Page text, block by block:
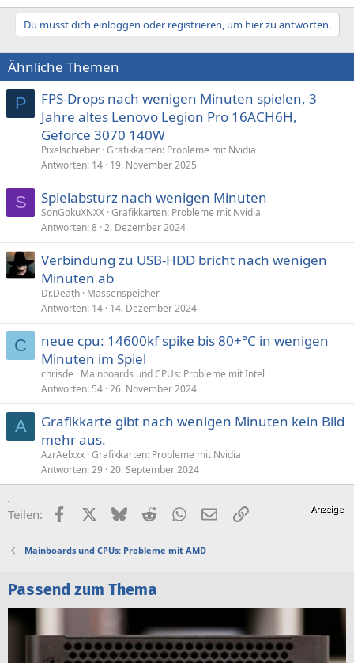
Du musst dich einloggen oder registrieren, um hier zu antworten.
Ähnliche Themen
P
FPS-Drops nach wenigen Minuten spielen, 3
Jahre altes Lenovo Legion Pro 16ACH6H,
Geforce 3070 140W
Pixelschieber Grafikkarten: Probleme mit Nvidia
Antworten 14 19. November 2025
S Spielabsturz nach wenigen Minuten
SonGokuXNXX Grafikkarten: Probleme mit Nvidia
Antworten 8 2. Dezember 2024
Verbindung zu USB-HDD bricht nach wenigen
Minuten ab
Dr.Death Massenspeicher
Antworten 14 14. Dezember 2024
C
neue cpu: 14600kf spike bis 80+°C in wenigen
Minuten im Spiel
chrisde
Mainboards und CPUs: Probleme mit Intel
Antworten 54 26. November 2024
A
Grafikkarte gibt nach wenigen Minuten kein Bild
mehr aus.
AzrAelxxx Grafikkarten: Probleme mit Nvidia
Antworten 29 20. September 2024
Teilen: FacebookX (Twitter)
BlueskyRedditWhatsApp
E-MailLink
Mainboards und CPUs: Probleme mit AMD
Passend zum Thema